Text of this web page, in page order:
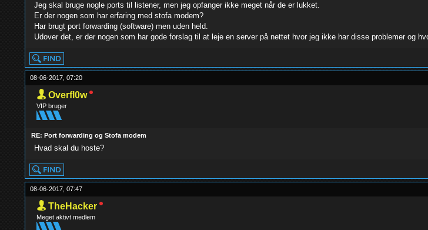
Jeg skal bruge nogle ports til listener, men jeg opfanger ikke meget når de er lukket.
Er der nogen som har erfaring med stofa modem?
Har brugt port forwarding (software) men uden held.
Udover det, er der nogen som har gode forslag til at leje en server på nettet hvor jeg ikke har disse problemer og
08-06-2017, 07:20
Overfl0w
VIP bruger
RE: Port forwarding og Stofa modem
Hvad skal du hoste?
08-06-2017, 07:47
TheHacker
Meget aktivt medlem